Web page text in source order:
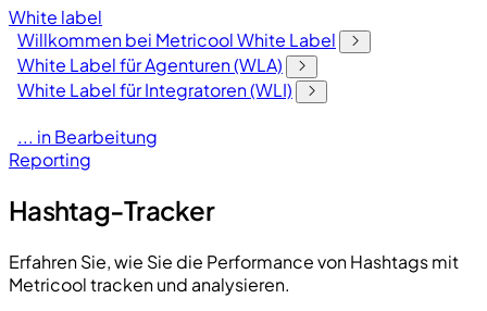
White label
Willkommen bei Metricool White Label
White Label für Agenturen (WLA)
White Label für Integratoren (WLI)
... in Bearbeitung
Reporting
Hashtag-Tracker
Erfahren Sie, wie Sie die Performance von Hashtags mit
Metricool tracken und analysieren.